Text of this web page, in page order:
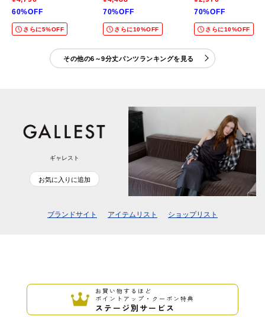
60%OFF
さらに5%OFF
70%OFF
さらに10%OFF
70%OFF
さらに10%OFF
その他の6～9分丈パンツランキングを見る
ギャレスト
お気に入りに追加
ブランドサイト アイテムリスト ショップリスト
お買い物するほど
ポイントアップ・クーポン特典
ステージ別サービス